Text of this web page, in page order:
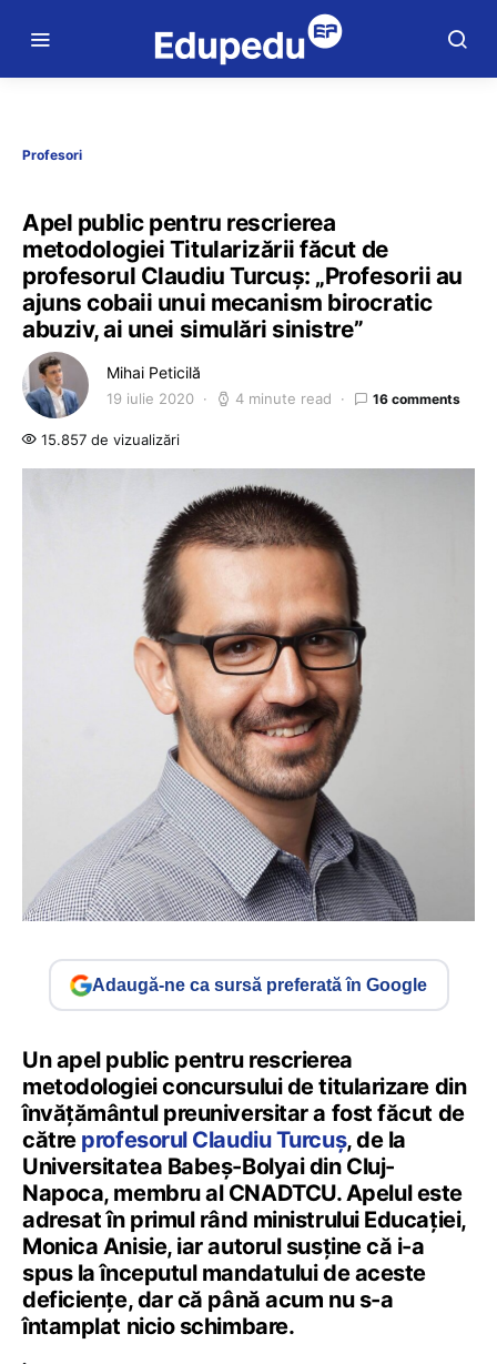
Profesori
Apel public pentru rescrierea
metodologiei Titularizării făcut de
profesorul Claudiu Turcuș: „Profesorii au
ajuns cobaii unui mecanism birocratic
abuziv, ai unei simulări sinistre”
Mihai Peticilă
19 iulie 2020 4 minute read 16 comments
15.857 de vizualizări
Adaugă-ne ca sursă preferată în Google
Un apel public pentru rescrierea
metodologiei concursului de titularizare din
învățământul preuniversitar a fost făcut de
către profesorul Claudiu Turcuș, de la
Universitatea Babeș-Bolyai din Cluj-
Napoca, membru al CNADTCU. Apelul este
adresat în primul rând ministrului Educației,
Monica Anisie, iar autorul susține că i-a
spus la începutul mandatului de aceste
deficiențe, dar că până acum nu s-a
întamplat nicio schimbare.